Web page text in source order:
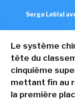
Serge Leblal
Le système
tête du
cinquième
mettant fin au
la première